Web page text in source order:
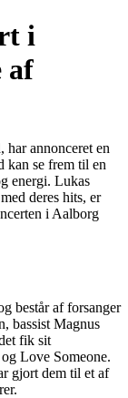
i
af
har annonceret en
kan se frem til en
energi. Lukas
deres hits, er
i Aalborg
består af forsanger
bassist Magnus
fik sit
Love Someone.
gjort dem til et af